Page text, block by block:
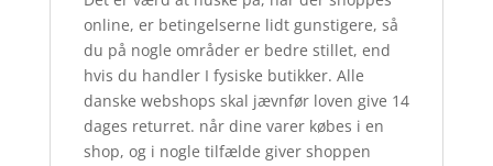
online, er betingelserne lidt gunstigere, så
du på nogle områder er bedre stillet, end
hvis du handler I fysiske butikker. Alle
danske webshops skal jævnfør loven give 14
dages returret. når dine varer købes i en
shop, og i nogle tilfælde giver shoppen